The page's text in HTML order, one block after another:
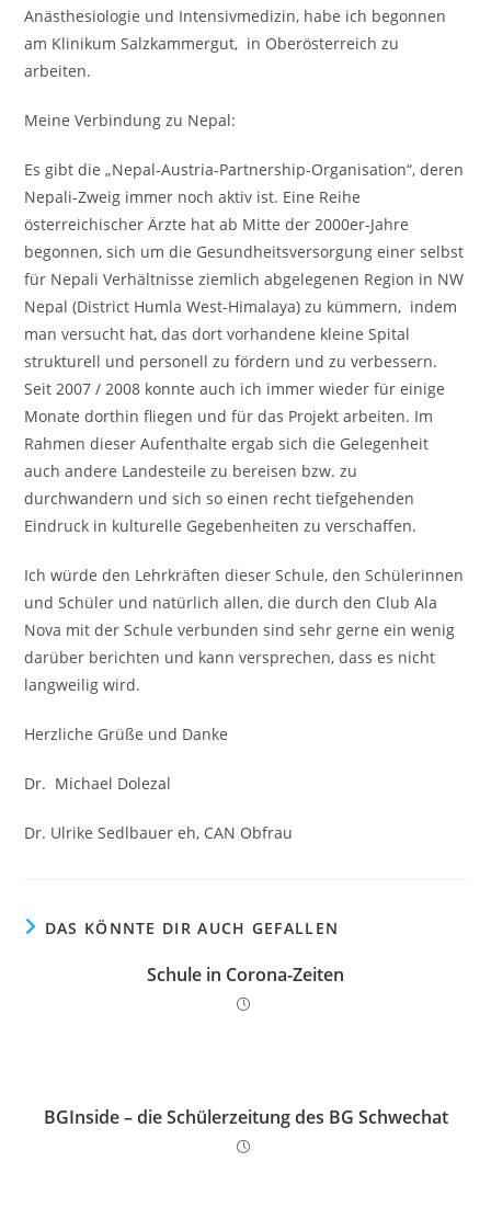
Anästhesiologie und Intensivmedizin, habe ich begonnen
am Klinikum Salzkammergut, in Oberösterreich zu
arbeiten.
Meine Verbindung zu Nepal:
Es gibt die „Nepal-Austria-Partnership-Organisation“, deren
Nepali-Zweig immer noch aktiv ist. Eine Reihe
österreichischer Ärzte hat ab Mitte der 2000er-Jahre
begonnen, sich um die Gesundheitsversorgung einer selbst
für Nepali Verhältnisse ziemlich abgelegenen Region in NW
Nepal (District Humla West-Himalaya) zu kümmern, indem
man versucht hat, das dort vorhandene kleine Spital
strukturell und personell zu fördern und zu verbessern.
Seit 2007 / 2008 konnte auch ich immer wieder für einige
Monate dorthin fliegen und für das Projekt arbeiten. Im
Rahmen dieser Aufenthalte ergab sich die Gelegenheit
auch andere Landesteile zu bereisen bzw. zu
durchwandern und sich so einen recht tiefgehenden
Eindruck in kulturelle Gegebenheiten zu verschaffen.
Ich würde den Lehrkräften dieser Schule, den Schülerinnen
und Schüler und natürlich allen, die durch den Club Ala
Nova mit der Schule verbunden sind sehr gerne ein wenig
darüber berichten und kann versprechen, dass es nicht
langweilig wird.
Herzliche Grüße und Danke
Dr. Michael Dolezal
Dr. Ulrike Sedlbauer eh, CAN Obfrau
DAS KÖNNTE DIR AUCH GEFALLEN
Schule in Corona-Zeiten
BGInside – die Schülerzeitung des BG Schwechat